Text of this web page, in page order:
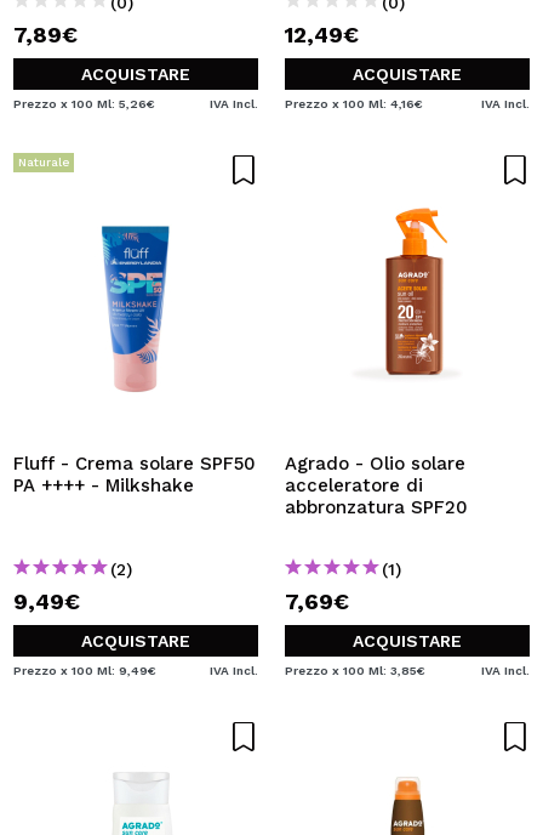
7,89€
ACQUISTARE
Prezzo x 100 Ml: 5,26€ IVA Incl.
12,49€
ACQUISTARE
Prezzo x 100 Ml: 4,16€ IVA Incl.
Naturale
Fluff - Crema solare SPF50
PA ++++ - Milkshake
(2)
9,49€
ACQUISTARE
Prezzo x 100 Ml: 9,49€ IVA Incl.
Agrado - Olio solare
acceleratore di
abbronzatura SPF20
(1)
7,69€
ACQUISTARE
Prezzo x 100 Ml: 3,85€ IVA Incl.